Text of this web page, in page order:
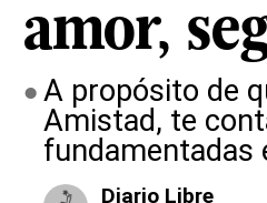
amor,
A propósito de
Amistad, te
fundamentadas
Diario Libre